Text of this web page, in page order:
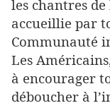
les chantres
accueillie par
Communauté
Les
à encourager
déboucher à